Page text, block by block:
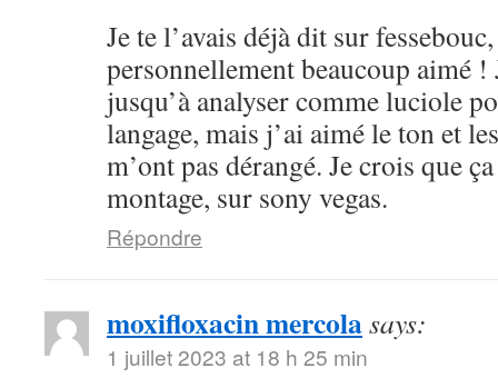
Je te l’avais déjà dit sur
personnellement beaucoup aimé !
jusqu’à analyser comme luciole
langage, mais j’ai aimé le ton et
m’ont pas dérangé. Je crois que
montage, sur sony vegas.
Répondre
moxifloxacin mercolasays:
1 juillet 2023 at 18 h 25 min